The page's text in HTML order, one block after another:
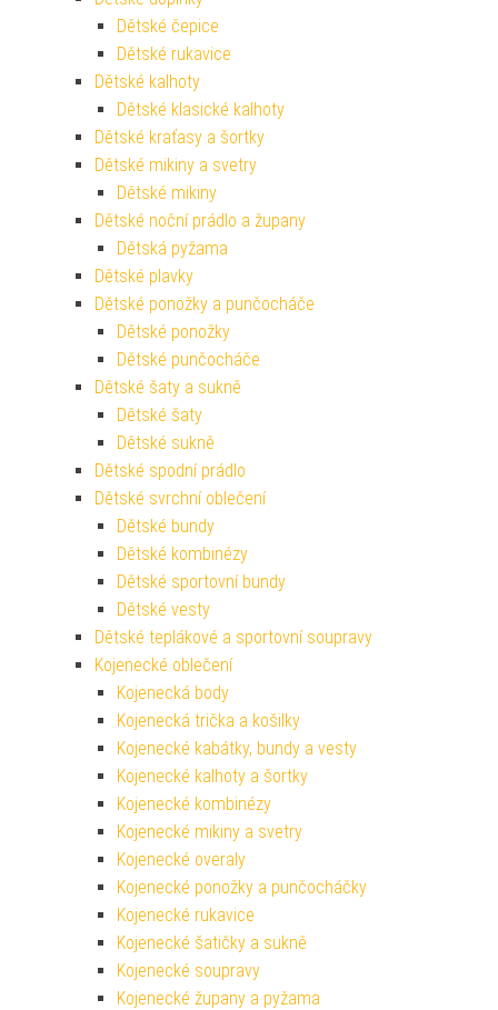
Dětské čepice
Dětské rukavice
Dětské kalhoty
Dětské klasické kalhoty
Dětské kraťasy a šortky
Dětské mikiny a svetry
Dětské mikiny
Dětské noční prádlo a župany
Dětská pyžama
Dětské plavky
Dětské ponožky a punčocháče
Dětské ponožky
Dětské punčocháče
Dětské šaty a sukně
Dětské šaty
Dětské sukně
Dětské spodní prádlo
Dětské svrchní oblečení
Dětské bundy
Dětské kombinézy
Dětské sportovní bundy
Dětské vesty
Dětské teplákové a sportovní soupravy
Kojenecké oblečení
Kojenecká body
Kojenecká trička a košilky
Kojenecké kabátky, bundy a vesty
Kojenecké kalhoty a šortky
Kojenecké kombinézy
Kojenecké mikiny a svetry
Kojenecké overaly
Kojenecké ponožky a punčocháčky
Kojenecké rukavice
Kojenecké šatičky a sukně
Kojenecké soupravy
Kojenecké župany a pyžama